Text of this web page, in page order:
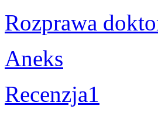
Rozprawa
Aneks
Recenzja1